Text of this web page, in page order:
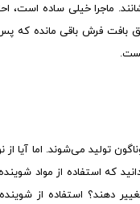
ماجرا خیلی ساده است،
بافت فرش باقی مانده که
تولید می‌شوند. اما
که استفاده از مواد
دهند؟ استفاده از